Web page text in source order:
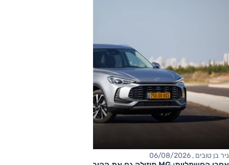
ניר בן טובים , 06/08/2026